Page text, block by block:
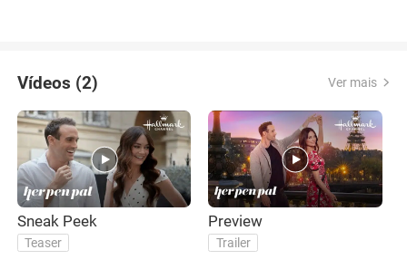
Vídeos (2) Ver mais
Sneak Peek
Teaser
Preview
Trailer